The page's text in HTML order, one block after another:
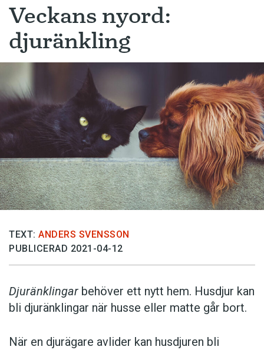
Veckans nyord:
djuränkling
TEXT: ANDERS SVENSSON
PUBLICERAD 2021-04-12
Djuränklingar behöver ett nytt hem. Husdjur kan
bli djuränklingar när husse eller matte går bort.
När en djurägare avlider kan husdjuren bli